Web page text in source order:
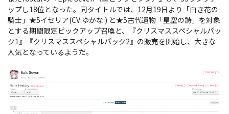
ップし18位となった。同タイトルでは、12月19日より「白き花の
騎士」★5イセリア(CV:ゆかな ) と★5古代遺物「星空の詩」を対象
とする期間限定ピックアップ召喚と、『クリスマススペシャルパッ
ク1』『クリスマススペシャルパック2』の販売を開始し、大きな
人気となっているようだ。